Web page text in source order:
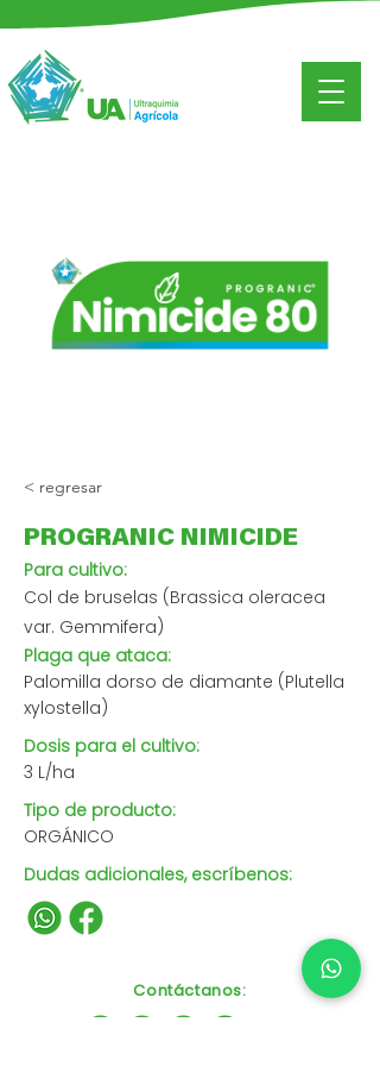
< regresar
PROGRANIC NIMICIDE
Para cultivo:
Col de bruselas (Brassica oleracea
var. Gemmifera)
Plaga que ataca:
Palomilla dorso de diamante (Plutella
xylostella)
Dosis para el cultivo:
3 L/ha
Tipo de producto:
ORGÁNICO
Dudas adicionales, escríbenos:
Contáctanos: